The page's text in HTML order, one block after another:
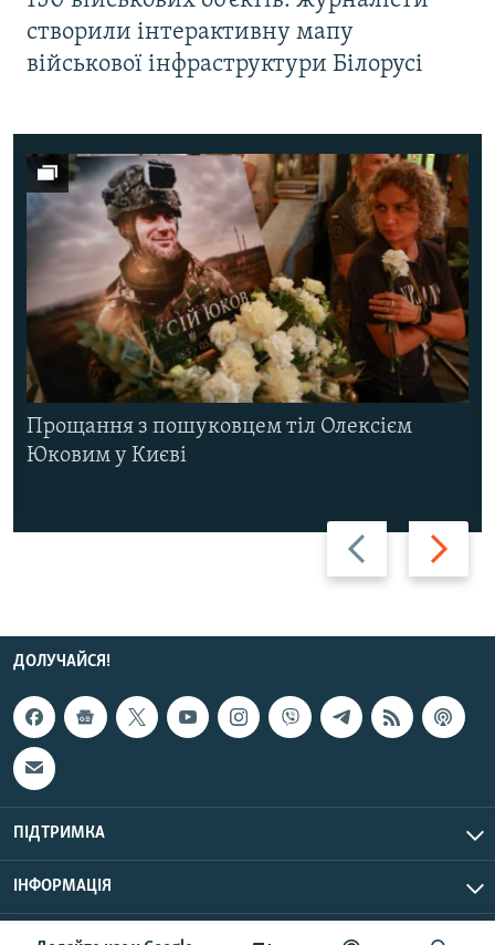
створили інтерактивну мапу
військової інфраструктури Білорусі
Назад Вперед
Прощання з пошуковцем тіл Олексієм
Юковим у Києві
ДОЛУЧАЙСЯ!
ПІДТРИМКА
ІНФОРМАЦІЯ